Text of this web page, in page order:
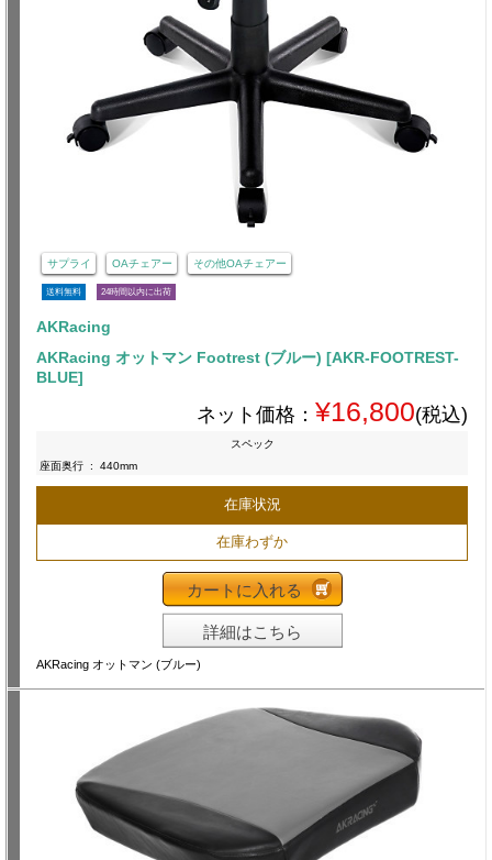
サプライ OAチェアー その他OAチェアー
送料無料 24時間以内に出荷
AKRacing
AKRacing オットマン Footrest (ブルー) [AKR-FOOTREST-
BLUE]
ネット価格： ¥16,800(税込)
スペック
座面奥行 : 440mm
在庫状況
在庫わずか
カートに入れる
詳細はこちら
AKRacing オットマン (ブルー)